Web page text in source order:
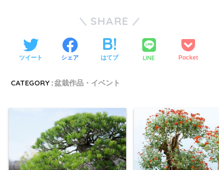
b
o
k
SHARE
ツイート シェア はてブ LINE Pocket
CATEGORY :盆栽作品・イベント